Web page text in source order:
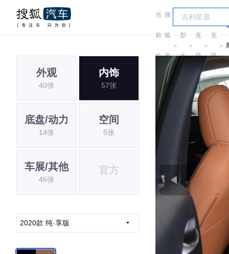
当
前
位
搜
狐
汽
车
＞
车
型
大
＞
雷
克
萨
斯
＞
克
萨
斯
＞
外观
40张
内饰
57张
底盘/动力
14张
空间
5张
车展/其他
46张
官方
2020款 纯·享版